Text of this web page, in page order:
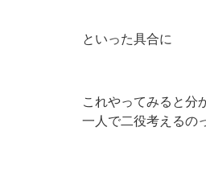
といった具合に
これやってみると分
一人で二役考えるの